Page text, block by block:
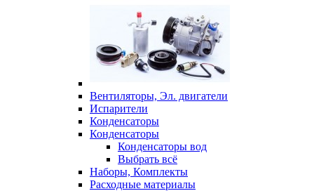
Вентиляторы, Эл. двигатели
Испарители
Конденсаторы
Конденсаторы
Конденсаторы вод
Выбрать всё
Наборы, Комплекты
Расходные материалы